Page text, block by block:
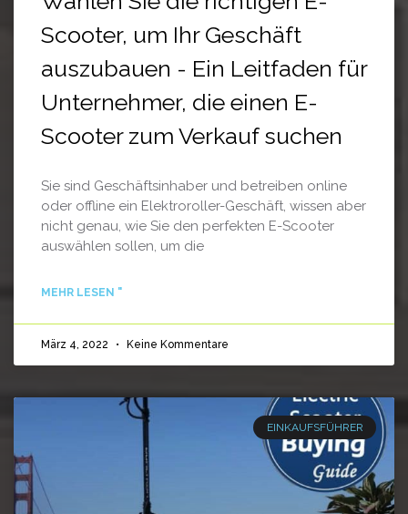
Scooter, um Ihr Geschäft
auszubauen - Ein Leitfaden für
Unternehmer, die einen E-
Scooter zum Verkauf suchen
Sie sind Geschäftsinhaber und betreiben online
oder offline ein Elektroroller-Geschäft, wissen aber
nicht genau, wie Sie den perfekten E-Scooter
auswählen sollen, um die
MEHR LESEN "
März 4, 2022 Keine Kommentare
EINKAUFSFÜHRER